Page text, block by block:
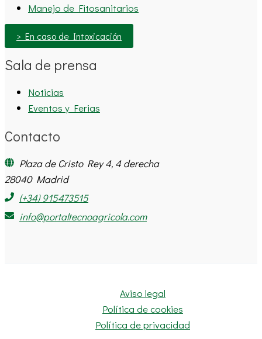
Manejo de Fitosanitarios
> En caso de Intoxicación
Sala de prensa
Noticias
Eventos y Ferias
Contacto
Plaza de Cristo Rey 4, 4 derecha
28040 Madrid
(+34) 915473515
info@portaltecnoagricola.com
Aviso legal
Política de cookies
Política de privacidad